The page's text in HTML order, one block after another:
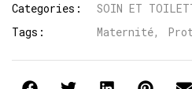
Categories:
SOIN ET
Tags:
Maternité,